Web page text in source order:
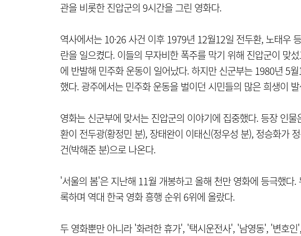
관을 비롯한 진압군의 9시간을 그린 영화다.
역사에서는 10·26 사건 이후 1979년 12월12일 전두환, 노태우
란을 일으켰다. 이들의 무자비한 폭주를 막기 위해 진압군이 맞
에 반발해 민주화 운동이 일어났다. 하지만 신군부는 1980년 5
했다. 광주에서는 민주화 운동을 벌이던 시민들의 많은 희생이
영화는 신군부에 맞서는 진압군의 이야기에 집중했다. 등장 인
환이 전두광(황정민 분), 장태완이 이태신(정우성 분), 정승화가
건(박해준 분)으로 나온다.
'서울의 봄'은 지난해 11월 개봉하고 올해 천만 영화에 등극했다
록하며 역대 한국 영화 흥행 순위 6위에 올랐다.
두 영화뿐만 아니라 '화려한 휴가', '택시운전사', '남영동', '변호